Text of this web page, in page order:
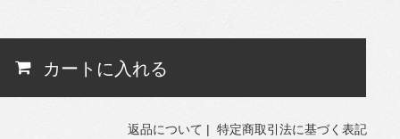
カートに入れる
返品について | 特定商取引法に基づく表記